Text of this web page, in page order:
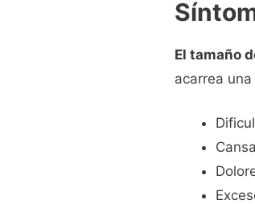
El tamaño
acarrea